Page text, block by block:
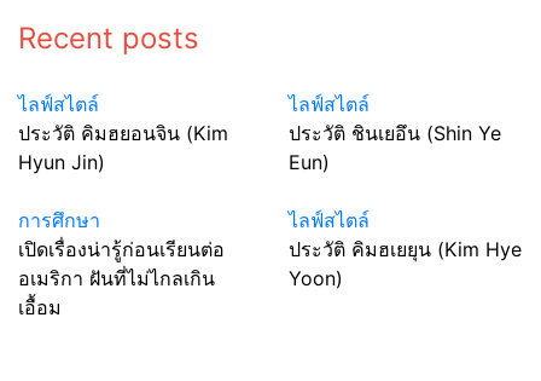
Recent posts
ไลฟ์สไตล์
ประวัติ คิมฮยอนจิน (Kim
Hyun Jin)
ไลฟ์สไตล์
ประวัติ ชินเยอึน (Shin Ye
Eun)
การศึกษา
เปิดเรื่องน่ารู้ก่อนเรียนต่อ
อเมริกา ฝันที่ไม่ไกลเกิน
เอื้อม
ไลฟ์สไตล์
ประวัติ คิมฮเยยุน (Kim Hye
Yoon)